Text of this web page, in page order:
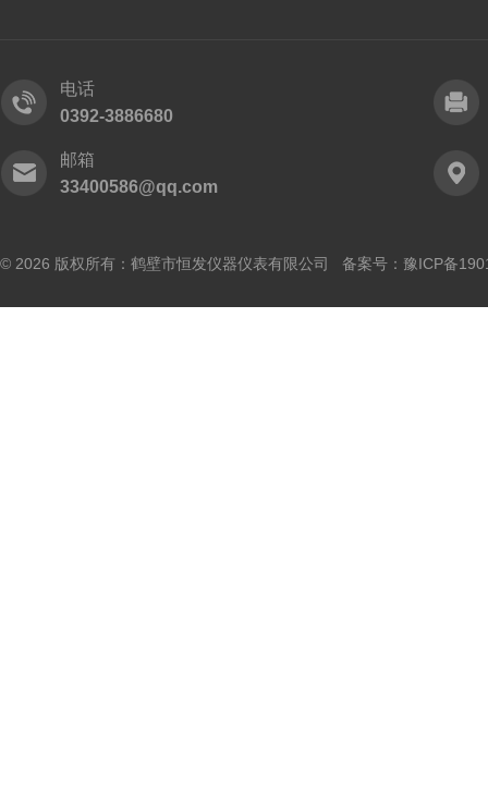
电话
0392-3886680
邮箱
33400586@qq.com
© 2026 版权所有：鹤壁市恒发仪器仪表有限公司 备案号： 豫ICP备